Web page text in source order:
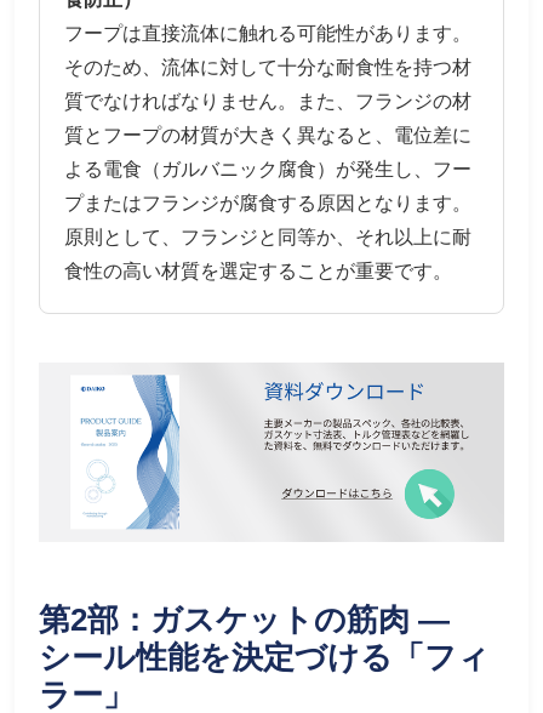
フープは直接流体に触れる可能性があります。
そのため、流体に対して十分な耐食性を持つ材
質でなければなりません。また、フランジの材
質とフープの材質が大きく異なると、電位差に
よる電食（ガルバニック腐食）が発生し、フー
プまたはフランジが腐食する原因となります。
原則として、フランジと同等か、それ以上に耐
食性の高い材質を選定することが重要です。
第2部：ガスケットの筋肉 —
シール性能を決定づける「フィ
ラー」